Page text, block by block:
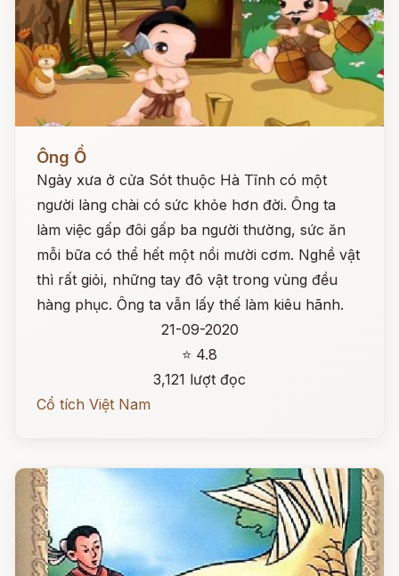
Đọc ngay
Ông Ồ
Ngày xưa ở cửa Sót thuộc Hà Tĩnh có một
người làng chài có sức khỏe hơn đời. Ông ta
làm việc gấp đôi gấp ba người thường, sức ăn
mỗi bữa có thể hết một nồi mười cơm. Nghề vật
thì rất giỏi, những tay đô vật trong vùng đều
hàng phục. Ông ta vẫn lấy thế làm kiêu hãnh.
21-09-2020
⭐ 4.8
3,121 lượt đọc
Cổ tích Việt Nam